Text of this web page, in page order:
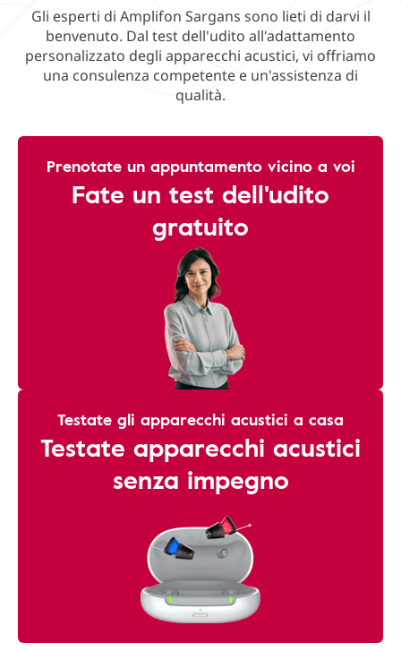
Gli esperti di Amplifon Sargans sono lieti di darvi il
benvenuto. Dal test dell'udito all'adattamento
personalizzato degli apparecchi acustici, vi offriamo
una consulenza competente e un'assistenza di
qualità.
Prenotate un appuntamento vicino a voi
Fate un test dell'udito
gratuito
Testate gli apparecchi acustici a casa
Testate apparecchi acustici
senza impegno